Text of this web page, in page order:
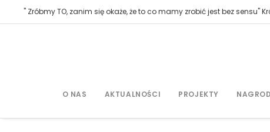
" Zróbmy TO, zanim się okaże, że to co mamy zrobić jest bez sensu"
O NAS AKTUALNOŚCI PROJEKTY